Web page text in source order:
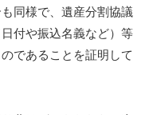
同様で、遺産分割協議
付や振込名義など）等
であることを証明して